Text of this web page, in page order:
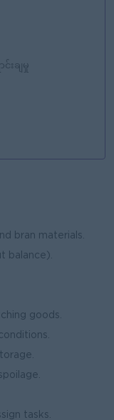
းချမှု
bran materials.
balance).
goods.
tasks.